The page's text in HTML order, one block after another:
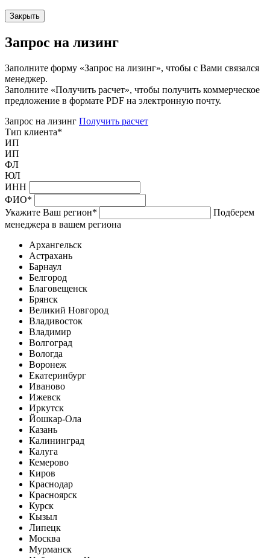
Закрыть
Запрос на лизинг
Заполните форму «Запрос на лизинг», чтобы с Вами связался
менеджер.
Заполните «Получить расчет», чтобы получить коммерческое
предложение в формате PDF на электронную почту.
Запрос на лизинг Получить расчет
Тип клиента*
ИП
ИП
ФЛ
ЮЛ
ИНН
ФИО*
Укажите Ваш регион*
Подберем
менеджера в вашем региона
Архангельск
Астрахань
Барнаул
Белгород
Благовещенск
Брянск
Великий Новгород
Владивосток
Владимир
Волгоград
Вологда
Воронеж
Екатеринбург
Иваново
Ижевск
Иркутск
Йошкар-Ола
Казань
Калининград
Калуга
Кемерово
Киров
Краснодар
Красноярск
Курск
Кызыл
Липецк
Москва
Мурманск